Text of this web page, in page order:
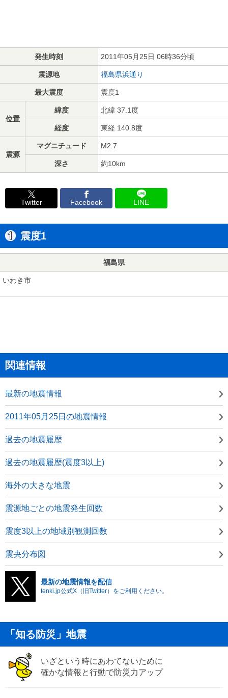
発生時刻 2011年05月25日 06時36分頃
震源地 福島県浜通り
最大震度 震度1
位置
緯度 北緯 37.1度
経度 東経 140.8度
震源
マグニチュード M2.7
深さ 約10km
Twitter Facebook LINE
震度1
福島県
いわき市
関連情報
最新の地震情報
2011年05月25日の地震情報
過去の地震履歴
過去の地震履歴(震度3以上)
海外の大きな地震
震源地ごとの地震発生回数
震度3以上の地域別観測回数
震央分布図
最新の地震情報を配信
tenki.jp公式X（旧Twitter）をご利用ください。
「知る防災」地震
いざという時にあわてないために
確かな情報と行動で防災力アップ